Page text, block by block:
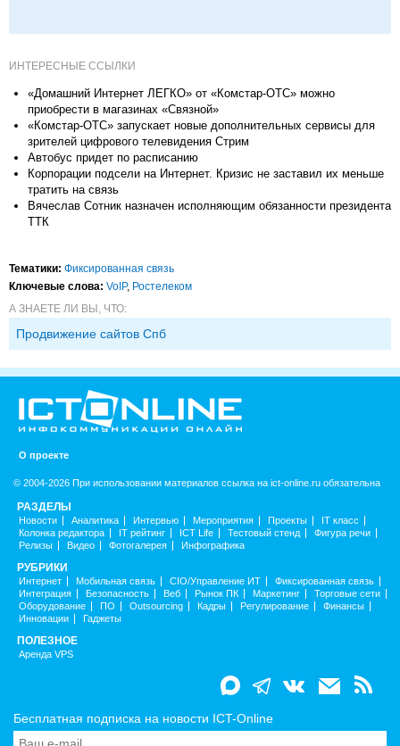
ИНТЕРЕСНЫЕ ССЫЛКИ
«Домашний Интернет ЛЕГКО» от «Комстар-ОТС» можно
приобрести в магазинах «Связной»
«Комстар-ОТС» запускает новые дополнительных сервисы для
зрителей цифрового телевидения Стрим
Автобус придет по расписанию
Корпорации подсели на Интернет. Кризис не заставил их меньше
тратить на связь
Вячеслав Сотник назначен исполняющим обязанности президента
ТТК
Тематики: Фиксированная связь
Ключевые слова: VoIP, Ростелеком
А ЗНАЕТЕ ЛИ ВЫ, ЧТО:
Продвижение сайтов Спб
О проекте
© 2004-2026 При использовании материалов ссылка на ict-online.ru обязательна
РАЗДЕЛЫ
Новости Аналитика Интервью Мероприятия Проекты
IT класс
Колонка редактора
IT рейтинг ICT Life Тестовый стенд
Фигура речи
Релизы
Видео Фотогалерея Инфографика
РУБРИКИ
Интернет Мобильная связь CIO/Управление ИТ
Фиксированная связь
Интеграция
Безопасность Веб Рынок ПК Маркетинг
Торговые сети
Оборудование
ПО Outsourcing Кадры Регулирование
Финансы
Инновации
Гаджеты
ПОЛЕЗНОЕ
Аренда VPS
Бесплатная подписка на новости ICT-Online